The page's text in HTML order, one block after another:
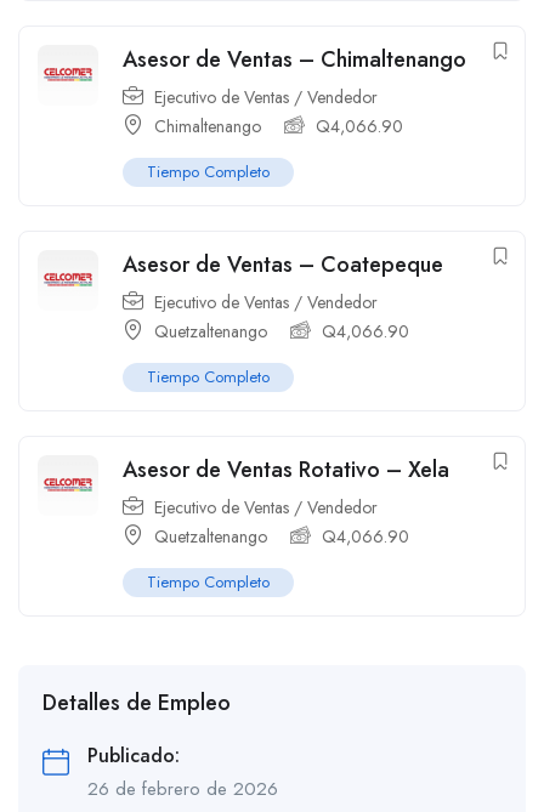
Asesor de Ventas – Chimaltenango
Ejecutivo de Ventas / Vendedor
Chimaltenango
Q4,066.90
Tiempo Completo
Asesor de Ventas – Coatepeque
Ejecutivo de Ventas / Vendedor
Quetzaltenango
Q4,066.90
Tiempo Completo
Asesor de Ventas Rotativo – Xela
Ejecutivo de Ventas / Vendedor
Quetzaltenango
Q4,066.90
Tiempo Completo
Detalles de Empleo
Publicado:
26 de febrero de 2026